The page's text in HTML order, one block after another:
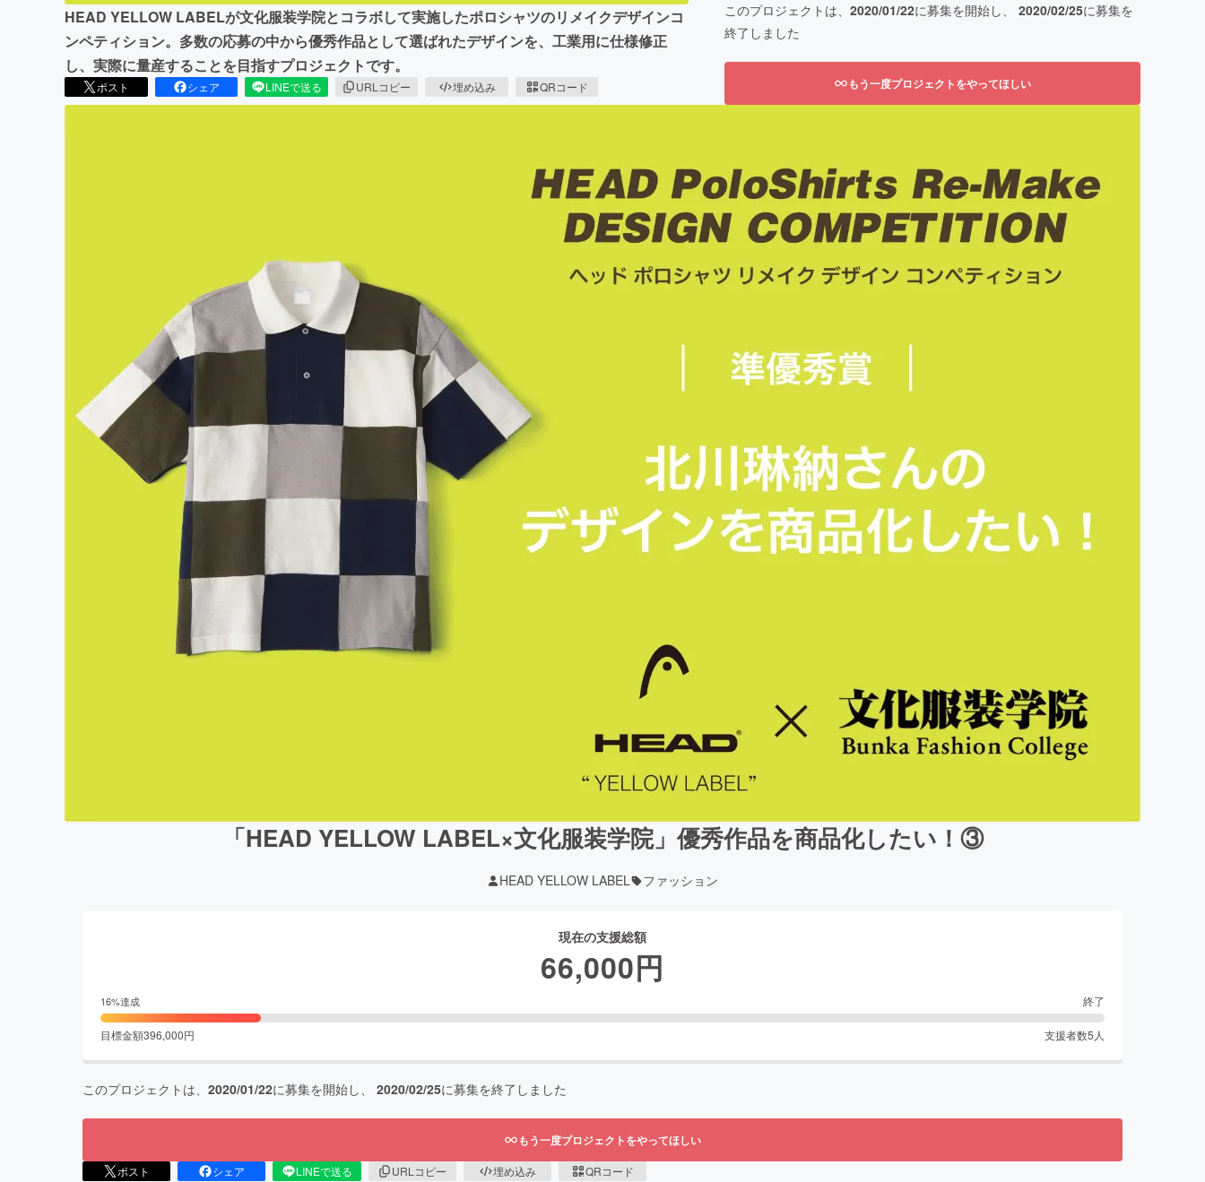
HEAD YELLOW LABELが文化服装学院とコラボして実施したポロシャツのリメイクデザインコ
ンペティション。多数の応募の中から優秀作品として選ばれたデザインを、工業用に仕様修正
し、実際に量産することを目指すプロジェクトです。
ポスト シェア LINEで送る URLコピー 埋め込み QRコード
このプロジェクトは、 2020/01/22に募集を開始し、 2020/02/25に募集を
終了しました
もう一度プロジェクトをやってほしい
「HEAD YELLOW LABEL×文化服装学院」優秀作品を商品化したい！③
HEAD YELLOW LABEL ファッション
現在の支援総額
66,000円
16%達成 終了
目標金額396,000円 支援者数5 人
このプロジェクトは、 2020/01/22に募集を開始し、 2020/02/25に募集を終了しました
もう一度プロジェクトをやってほしい
ポスト シェア LINEで送る URLコピー 埋め込み QRコード